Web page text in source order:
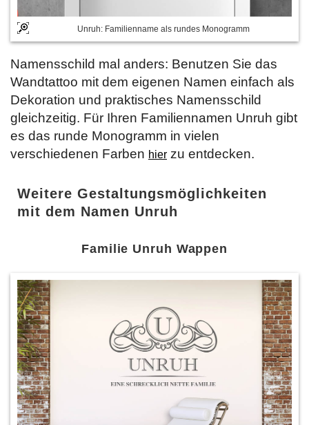
Unruh: Familienname als rundes Monogramm
Namensschild mal anders: Benutzen Sie das
Wandtattoo mit dem eigenen Namen einfach als
Dekoration und praktisches Namensschild
gleichzeitig. Für Ihren Familiennamen Unruh gibt
es das runde Monogramm in vielen
verschiedenen Farben hier zu entdecken.
Weitere Gestaltungsmöglichkeiten
mit dem Namen Unruh
Familie Unruh Wappen